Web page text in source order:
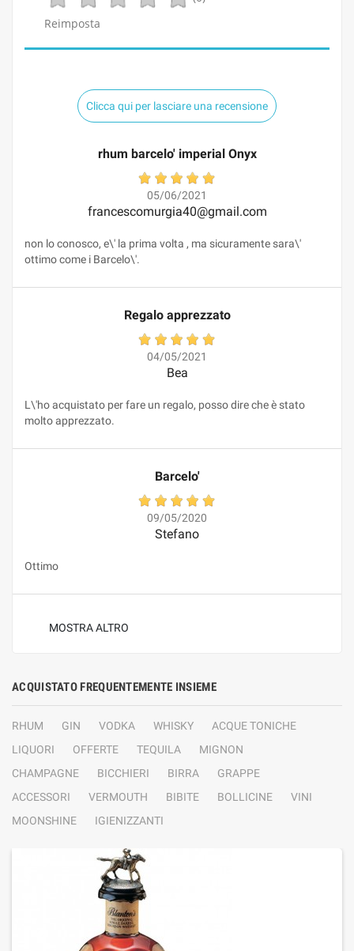
Reimposta
Clicca qui per lasciare una recensione
rhum barcelo' imperial Onyx
05/06/2021
francescomurgia40@gmail.com
non lo conosco, e\' la prima volta , ma sicuramente sara\'
ottimo come i Barcelo\'.
Regalo apprezzato
04/05/2021
Bea
L\'ho acquistato per fare un regalo, posso dire che è stato
molto apprezzato.
Barcelo'
09/05/2020
Stefano
Ottimo
MOSTRA ALTRO
ACQUISTATO FREQUENTEMENTE INSIEME
RHUM GIN VODKA WHISKY
ACQUE TONICHE
LIQUORI
OFFERTE TEQUILA
MIGNON
CHAMPAGNE
BICCHIERI BIRRA
GRAPPE
ACCESSORI
VERMOUTH BIBITE BOLLICINE
VINI
MOONSHINE
IGIENIZZANTI